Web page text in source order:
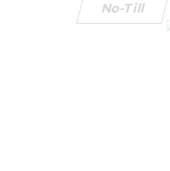
No-Till